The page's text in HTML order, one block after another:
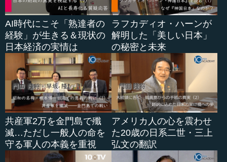
も来...
AI時代にこそ「熟達者の
経験」が生きる＆現状の
日本経済の実情は
ラフカディオ・ハーンが
解明した「美しい日本」
の秘密と未来
共産軍2万を金門島で殲
滅…ただし一般人の命を
守る軍人の本義を重視
アメリカ人の心を震わせ
た20歳の日系二世・三上
弘文の翻訳